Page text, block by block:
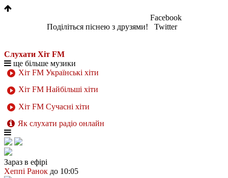
Поділіться піснею з друзями!
Facebook
Twitter
Слухати Хіт FM
ще більше музики
Хіт FM Українські хіти
Хіт FM Найбільші хіти
Хіт FM Сучасні хіти
Як слухати радіо онлайн
Зараз в ефірі
Хеппі Ранок до 10:05